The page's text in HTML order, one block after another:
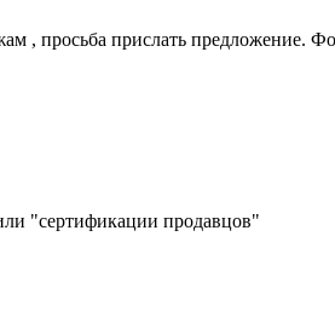
, просьба прислать предложение.
"сертификации продавцов"